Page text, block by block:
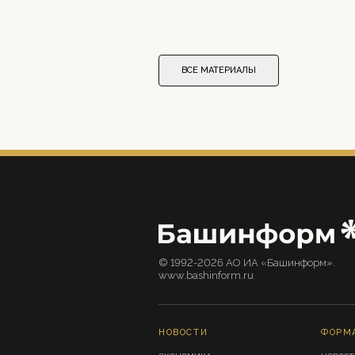
ВСЕ МАТЕРИАЛЫ
© 1992-2026 АО ИА «Башинформ».
www.bashinform.ru
НОВОСТИ